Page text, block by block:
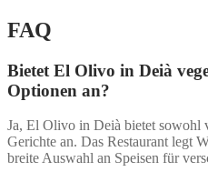
FAQ
Bietet El Olivo in Deià
Optionen an?
Ja, El Olivo in Deià bietet sowohl
Gerichte an. Das Restaurant legt
breite Auswahl an Speisen für